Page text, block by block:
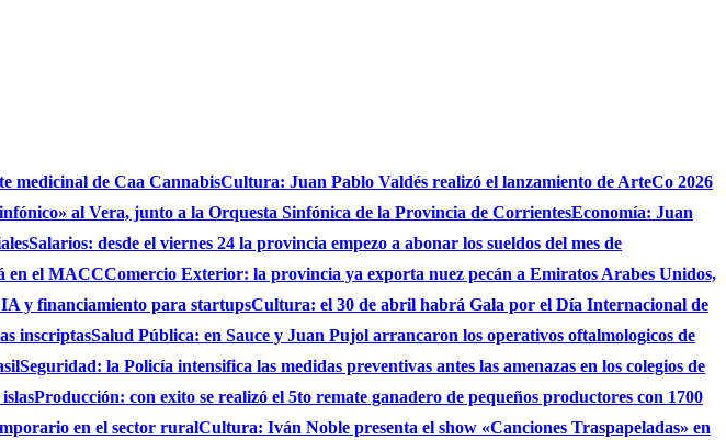
medicinal de Caa CannabisCultura: Juan Pablo Valdés realizó el lanzamiento de ArteCo 2026
al Vera, junto a la Orquesta Sinfónica de la Provincia de CorrientesEconomía: Juan
Salarios: desde el viernes 24 la provincia empezo a abonar los sueldos del mes de
en el MACCComercio Exterior: la provincia ya exporta nuez pecán a Emiratos Arabes Unidos,
y financiamiento para startupsCultura: el 30 de abril habrá Gala por el Día Internacional de
inscriptasSalud Pública: en Sauce y Juan Pujol arrancaron los operativos oftalmologicos de
Seguridad: la Policía intensifica las medidas preventivas antes las amenazas en los colegios de
Producción: con exito se realizó el 5to remate ganadero de pequeños productores con 1700
en el sector ruralCultura: Iván Noble presenta el show «Canciones Traspapeladas» en